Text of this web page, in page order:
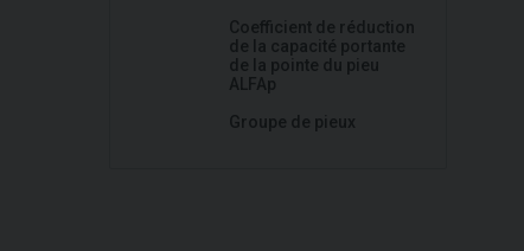
Coefficient de réduction
de la capacité portante
de la pointe du pieu
ALFAp
Groupe de pieux